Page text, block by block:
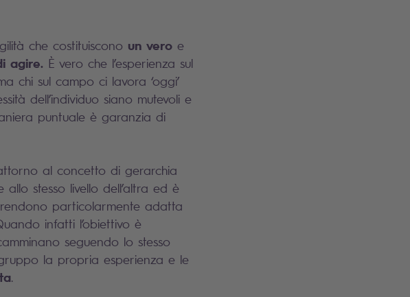
che costituiscono un vero e
agire. È vero che l’esperienza sul
chi sul campo ci lavora ‘oggi’
dell’individuo siano mutevoli e
puntuale è garanzia di
al concetto di gerarchia
stesso livello dell’altra ed è
particolarmente adatta
infatti l’obiettivo è
seguendo lo stesso
la propria esperienza e le
.